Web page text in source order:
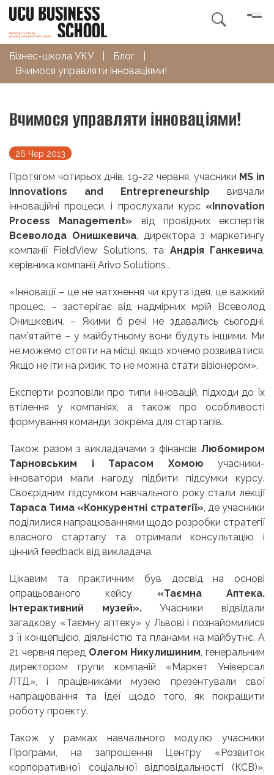

Бізнес-школа УКУ Блог
Вчимося управляти інноваціями!
Вчимося управляти інноваціями!
26 Чер 2013
Протягом чотирьох днів, 19-22 червня, учасники MS in
Innovations and Entrepreneurship вивчали
інноваційні процеси, і прослухали курс «Innovation
Process Management» від провідних експертів
Всеволода Онишкевича, директора з маркетингу
компанії FieldView Solutions, та Андрія Ганкевича,
керівника компанії Arivo Solutions .
«Інновації – це не натхнення чи крута ідея, це важкий
процес, – застерігає від надмірних мрій Всеволод
Онишкевич. – Якими б речі не здавались сьогодні,
пам’ятайте – у майбутньому вони будуть іншими. Ми
не можемо стояти на місці, якщо хочемо розвиватися.
Якщо не іти на ризик, то не можна стати візіонером».
Експерти розповіли про типи інновацій, підходи до їх
втілення у компаніях, а також про особливості
формування команди, зокрема для стартапів.
Також разом з викладачами з фінансів Любомиром
Тарновським і Тарасом Хомою учасники-
інноватори мали нагоду підбити підсумки курсу.
Своєрідним підсумком навчального року стали лекції
Тараса Тима «Конкурентні стратегії», де учасники
поділилися напрацюваннями щодо розробки стратегії
власного стартапу та отримали консультацію і
цінний feedback від викладача.
Цікавим та практичним був досвід на основі
опрацьованого кейсу «Таємна Аптека.
Інтерактивний музей».Учасники відвідали
загадкову «Таємну аптеку» у Львові і познайомилися
з її концепцією, діяльністю та планами на майбутнє. А
21 червня перед Олегом Никулишиним, генеральним
директором групи компаній «Маркет Універсал
ЛТД», і працівниками музею презентували свої
напрацювання та ідеї щодо того, як покращити
роботу проекту.
Також у рамках навчального модулю учасники
Програми, на запрошення Центру «Розвиток
корпоративної соціальної відповідальності (КСВ)»,